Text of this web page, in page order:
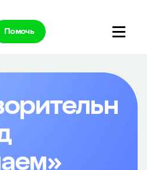
ПомочьЗдоровье и правильное